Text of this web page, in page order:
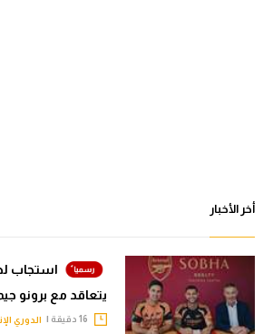
أخر الأخبار
استجاب
يتعاقد مع برونو
الدوري